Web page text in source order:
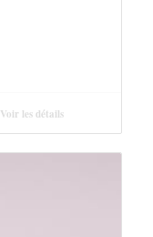
Voir les détails